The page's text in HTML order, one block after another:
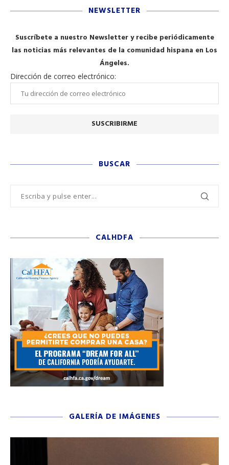
NEWSLETTER
Suscríbete a nuestro Newsletter y recibe periódicamente
las noticias más relevantes de la comunidad hispana en Los
Ángeles.
Dirección de correo electrónico:
BUSCAR
CALHDFA
GALERÍA DE IMÁGENES